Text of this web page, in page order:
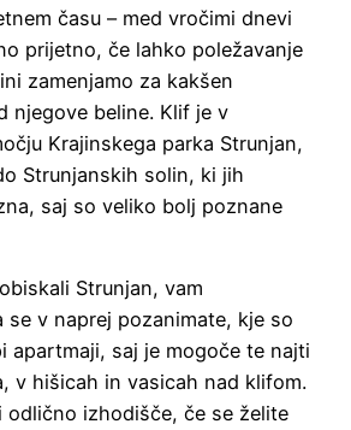
času – med vročimi dnevi
prijetno, če lahko poležavanje
zamenjamo za kakšen
njegove beline. Klif je v
Krajinskega parka Strunjan,
Strunjanskih solin, ki jih
saj so veliko bolj poznane
Strunjan, vam
se v naprej pozanimate, kje so
apartmaji, saj je mogoče te najti
v hišicah in vasicah nad klifom.
odlično izhodišče, če se želite